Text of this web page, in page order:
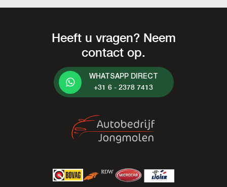
Heeft u vragen? Neem
contact op.
WHATSAPP DIRECT
+31 6 - 2378 7413